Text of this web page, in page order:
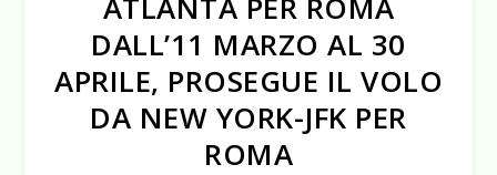
DALL’11 MARZO AL 30
APRILE, PROSEGUE IL VOLO
DA NEW YORK-JFK PER
ROMA